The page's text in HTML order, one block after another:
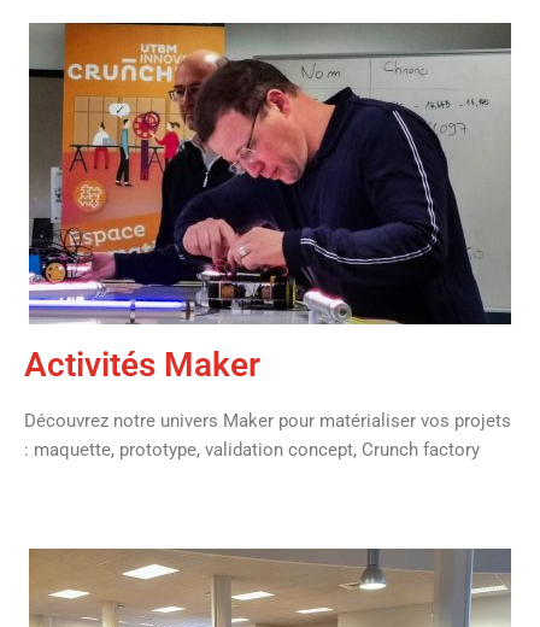
Activités Maker
Découvrez notre univers Maker pour matérialiser vos projets
: maquette, prototype, validation concept, Crunch factory